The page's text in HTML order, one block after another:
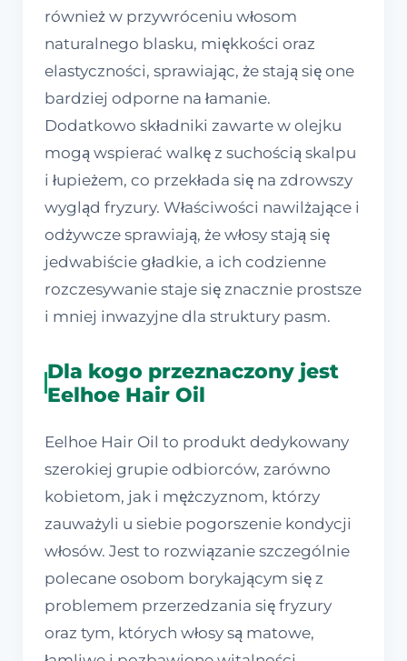
również w przywróceniu włosom
naturalnego blasku, miękkości oraz
elastyczności, sprawiając, że stają się one
bardziej odporne na łamanie.
Dodatkowo składniki zawarte w olejku
mogą wspierać walkę z suchością skalpu
i łupieżem, co przekłada się na zdrowszy
wygląd fryzury. Właściwości nawilżające i
odżywcze sprawiają, że włosy stają się
jedwabiście gładkie, a ich codzienne
rozczesywanie staje się znacznie prostsze
i mniej inwazyjne dla struktury pasm.
Dla kogo przeznaczony jest
Eelhoe Hair Oil
Eelhoe Hair Oil to produkt dedykowany
szerokiej grupie odbiorców, zarówno
kobietom, jak i mężczyznom, którzy
zauważyli u siebie pogorszenie kondycji
włosów. Jest to rozwiązanie szczególnie
polecane osobom borykającym się z
problemem przerzedzania się fryzury
oraz tym, których włosy są matowe,